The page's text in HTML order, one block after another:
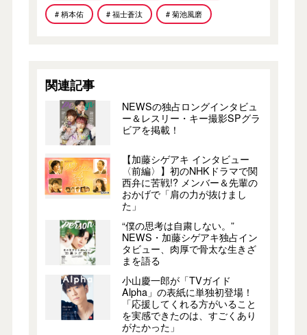
# 柄本佑 # 福士蒼汰 # 菊池風磨
関連記事
NEWSの独占ロングインタビュ
ー＆レスリー・キー撮影SPグラ
ビアを掲載！
【加藤シゲアキ インタビュー
〈前編〉】初のNHKドラマで関
西弁に苦戦!? メンバー＆先輩の
おかげで「肩の力が抜けまし
た」
“僕の思考は自粛しない。”
NEWS・加藤シゲアキ独占イン
タビュー、肉厚で骨太な生きざ
まを語る
小山慶一郎が「TVガイド
Alpha」の表紙に単独初登場！
「応援してくれる方がいること
を実感できたのは、すごくあり
がたかった」